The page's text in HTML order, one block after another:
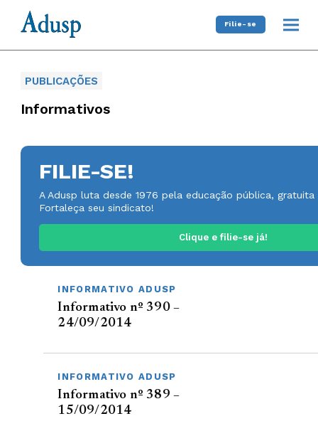
Filie-se
PUBLICAÇÕES
Informativos
FILIE-SE!
A Adusp luta desde 1976 pela educação pública,
Fortaleça seu sindicato!
Clique e filie-se já!
INFORMATIVO ADUSP
Informativo nº 390 –
24/09/2014
INFORMATIVO ADUSP
Informativo nº 389 –
15/09/2014